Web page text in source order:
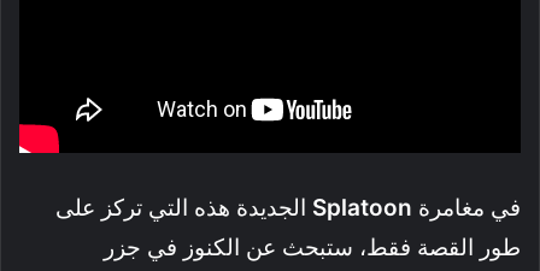
في مغامرة Splatoon الجديدة هذه التي تركز على
طور القصة فقط، ستبحث عن الكنوز في جزر